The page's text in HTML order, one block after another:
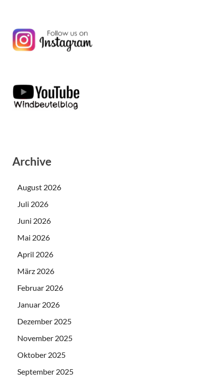
Archive
August 2026
Juli 2026
Juni 2026
Mai 2026
April 2026
März 2026
Februar 2026
Januar 2026
Dezember 2025
November 2025
Oktober 2025
September 2025